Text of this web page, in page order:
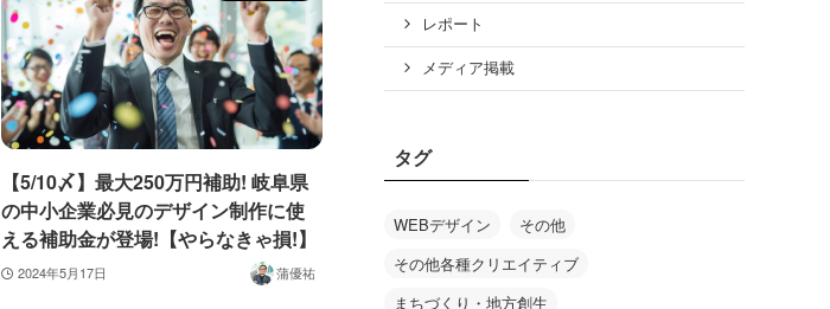
【5/10〆】最大250万円補助! 岐阜県
の中小企業必見のデザイン制作に使
える補助金が登場!【やらなきゃ損!】
2024年5月17日 蒲優祐
レポート
メディア掲載
タグ
WEBデザイン
その他
その他各種クリエイティブ
まちづくり・地方創生